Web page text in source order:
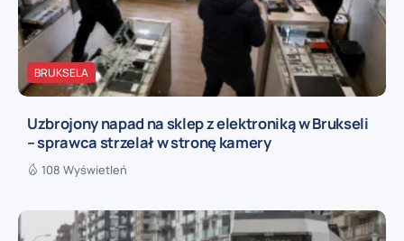
BRUKSELA
Uzbrojony napad na sklep z elektroniką w Brukseli
– sprawca strzelał w stronę kamery
108 Wyświetleń